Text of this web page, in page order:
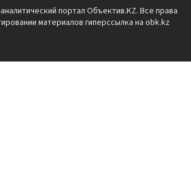
портал Объектив.KZ. Все права
материалов гиперссылка на obk.kz